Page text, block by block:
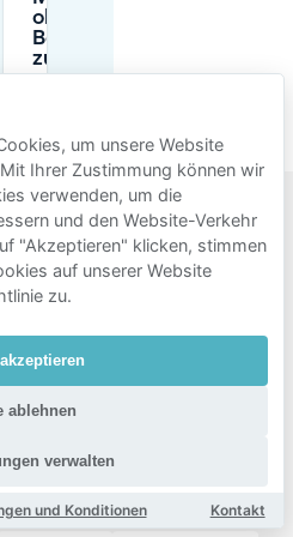
ohne
Bezahlung
zu
parken?
um unsere Website
Ihrer Zustimmung können wir
verwenden, um die
und den Website-Verkehr
"Akzeptieren" klicken, stimmen
auf unserer Website
zu.
ablehnen
verwalten
und Konditionen Kontakt